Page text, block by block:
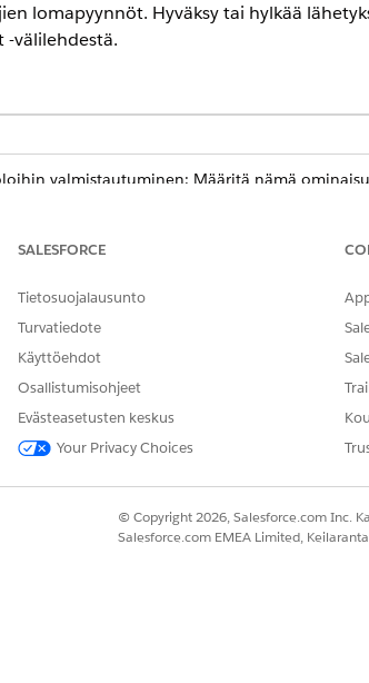
lomapyynnöt. Hyväksy tai hylkää
-välilehdestä.
valmistautuminen: Määritä nämä
perusteella.
tai oletko sairastunut? Lähetä
valmistautuminen
ennen kuin määrität resurssien
tärkeää pysyä ajan tasalla kaikkien
resurssien poissaolojen avulla
SALESFORCE
Tietosuojalausunto
Turvatiedote
Käyttöehdot
Osallistumisohjeet
Evästeasetusten keskus
Your Privacy Choices
© Copyright 2026, Salesforce.com Inc.
Salesforce.com EMEA Limited,